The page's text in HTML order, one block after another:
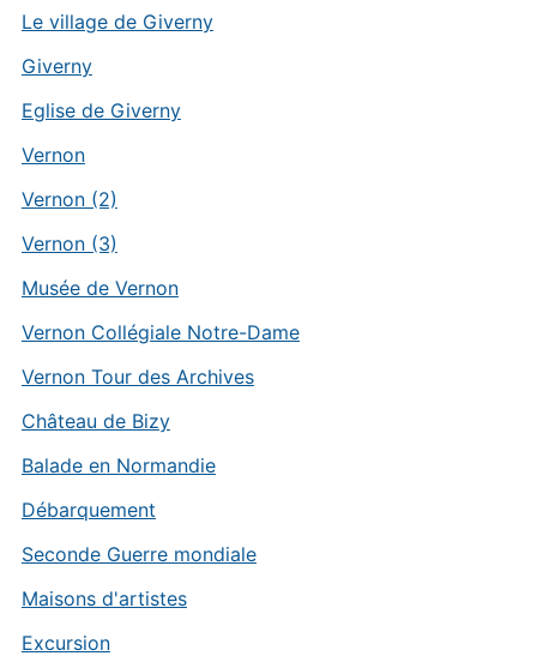
Le village de Giverny
Giverny
Eglise de Giverny
Vernon
Vernon (2)
Vernon (3)
Musée de Vernon
Vernon Collégiale Notre-Dame
Vernon Tour des Archives
Château de Bizy
Balade en Normandie
Débarquement
Seconde Guerre mondiale
Maisons d'artistes
Excursion